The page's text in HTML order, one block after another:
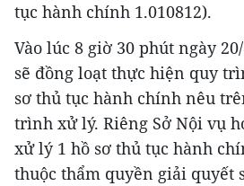
tục hành chính 1.010812).
Vào lúc 8 giờ 30 phút ngày
sẽ đồng loạt thực hiện quy
sơ thủ tục hành chính nêu
trình xử lý. Riêng Sở Nội vụ
xử lý 1 hồ sơ thủ tục hành
thuộc thẩm quyền giải quyết